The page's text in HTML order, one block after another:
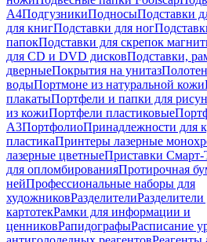
А4ПодгузникиПодносыПодставки
для книгПодставки для ног
папокПодставки для скрепок
для CD и DVD дисковПодставки,
дверныеПокрытия на унитаз
водыПортмоне из натуральной кожи
плакатыПортфели и папки для
из кожиПортфели пластиковые
А3ПортфолиоПринадлежности для
пластикаПринтеры лазерные
лазерные цветныеПриставки
для опломбированияПротирочная
нейПрофессиональные наборы для
художниковРазделители
картотекРамки для информации и
ценниковРапидографыРасписание